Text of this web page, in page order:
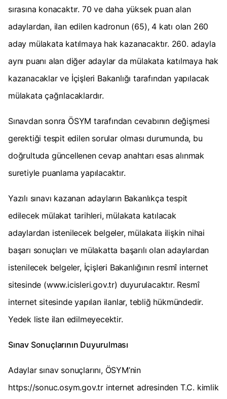
sırasına konacaktır. 70 ve daha yüksek puan alan
adaylardan, ilan edilen kadronun (65), 4 katı olan 260
aday mülakata katılmaya hak kazanacaktır. 260. adayla
aynı puanı alan diğer adaylar da mülakata katılmaya hak
kazanacaklar ve İçişleri Bakanlığı tarafından yapılacak
mülakata çağrılacaklardır.
Sınavdan sonra ÖSYM tarafından cevabının değişmesi
gerektiği tespit edilen sorular olması durumunda, bu
doğrultuda güncellenen cevap anahtarı esas alınmak
suretiyle puanlama yapılacaktır.
Yazılı sınavı kazanan adayların Bakanlıkça tespit
edilecek mülakat tarihleri, mülakata katılacak
adaylardan istenilecek belgeler, mülakata ilişkin nihai
başarı sonuçları ve mülakatta başarılı olan adaylardan
istenilecek belgeler, İçişleri Bakanlığının resmî internet
sitesinde (www.icisleri.gov.tr) duyurulacaktır. Resmî
internet sitesinde yapılan ilanlar, tebliğ hükmündedir.
Yedek liste ilan edilmeyecektir.
Sınav Sonuçlarının Duyurulması
Adaylar sınav sonuçlarını, ÖSYM’nin
https://sonuc.osym.gov.tr internet adresinden T.C. kimlik